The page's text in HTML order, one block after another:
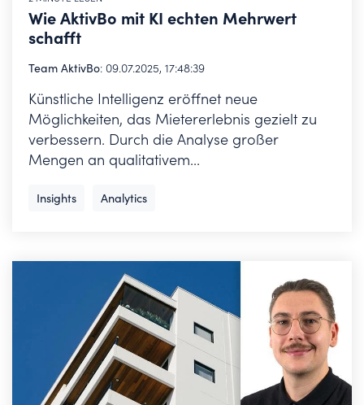
Wie AktivBo mit KI echten Mehrwert
schafft
Team AktivBo: 09.07.2025, 17:48:39
Künstliche Intelligenz eröffnet neue
Möglichkeiten, das Mietererlebnis gezielt zu
verbessern. Durch die Analyse großer
Mengen an qualitativem...
Insights Analytics